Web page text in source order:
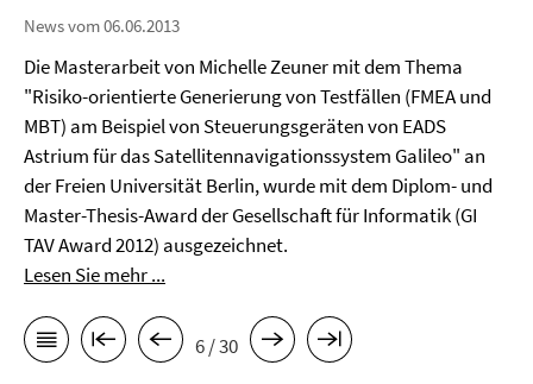
News vom 06.06.2013
Die Masterarbeit von Michelle Zeuner mit dem Thema
"Risiko-orientierte Generierung von Testfällen (FMEA und
MBT) am Beispiel von Steuerungsgeräten von EADS
Astrium für das Satellitennavigationssystem Galileo" an
der Freien Universität Berlin, wurde mit dem Diplom- und
Master-Thesis-Award der Gesellschaft für Informatik (GI
TAV Award 2012) ausgezeichnet.
Lesen Sie mehr ...
6 / 30